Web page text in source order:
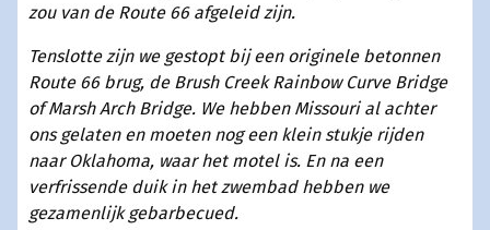
zou van de Route 66 afgeleid zijn.
Tenslotte zijn we gestopt bij een originele betonnen
Route 66 brug, de Brush Creek Rainbow Curve Bridge
of Marsh Arch Bridge. We hebben Missouri al achter
ons gelaten en moeten nog een klein stukje rijden
naar Oklahoma, waar het motel is. En na een
verfrissende duik in het zwembad hebben we
gezamenlijk gebarbecued.